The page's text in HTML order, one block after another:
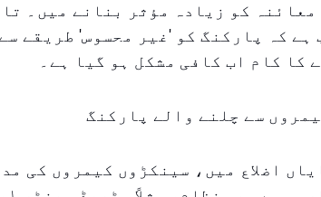
معائنہ کو زیادہ مؤثر بنانے میں۔
ہے کہ پارکنگ کو 'غیر محسوس' طریقے
کا کام اب کافی مشکل ہو گیا ہے۔
سے چلنے والے پارکنگ
اضلاع میں، سینکڑوں کیمروں کی